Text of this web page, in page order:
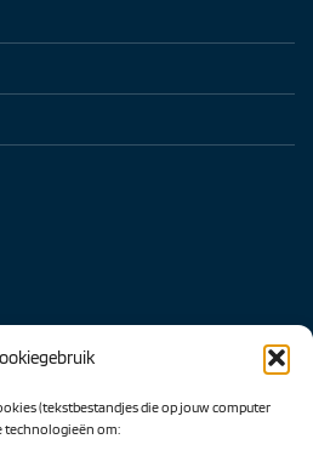
(tekstbestandjes die op jouw computer
technologieën om: